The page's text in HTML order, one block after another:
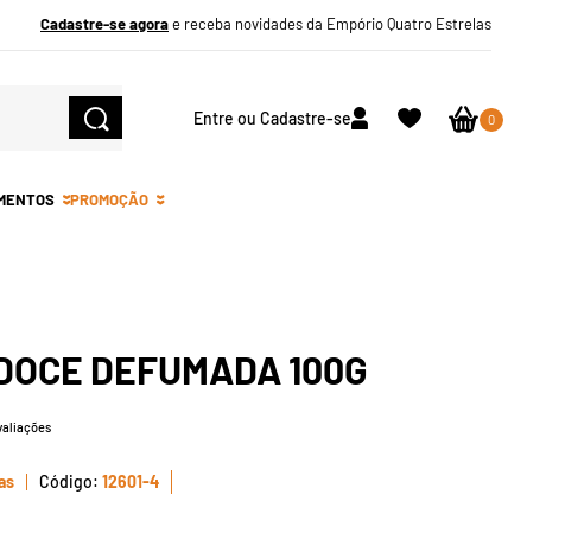
Cadastre-se agorae receba novidades da Empório Quatro Estrelas
Entre ou Cadastre-se 0
PROMOÇÃO
DEFUMADA 100G
12601-4